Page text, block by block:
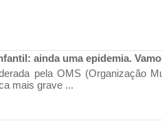
ainda uma epidemia.
pela OMS (Organização
mais grave ...